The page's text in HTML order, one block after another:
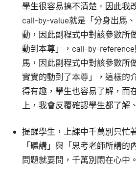
學生很容易搞不清楚。因此我
call-by-value就是「分身出馬
動，因此副程式中對該參數所
動到本尊」，call-by-
馬，因此副程式中對該參數所
實實的動到了本尊」，這樣的
得有趣，學生也容易了解，而
上，我會反覆確認學生都了解
提醒學生，上課中千萬別只忙
「聽講」與「思考老師所講的
問題就要問，千萬別悶在心中。